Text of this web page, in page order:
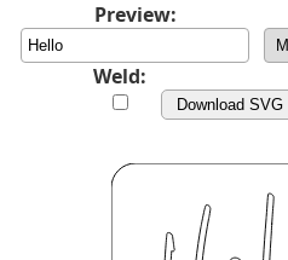
Preview:
Weld:
Download SVG